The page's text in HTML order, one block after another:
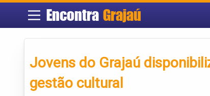
Encontra Grajaú
Jovens do Grajaú
gestão cultural